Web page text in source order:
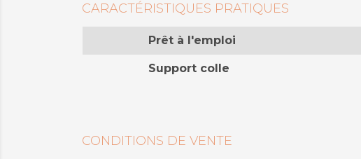
CARACTÉRISTIQUES PRATIQUES
Prêt à l'emploi
Support colle
CONDITIONS DE VENTE